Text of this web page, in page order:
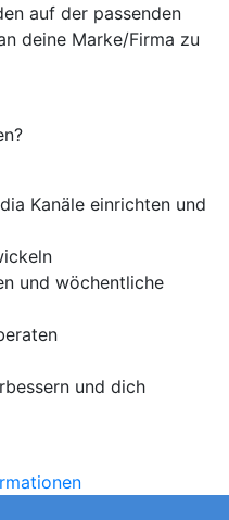
auf der passenden
deine Marke/Firma zu
Kanäle einrichten und
und wöchentliche
und dich